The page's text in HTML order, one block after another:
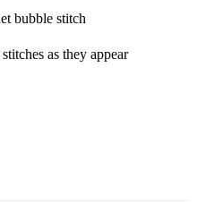
bubble stitch
as they appear